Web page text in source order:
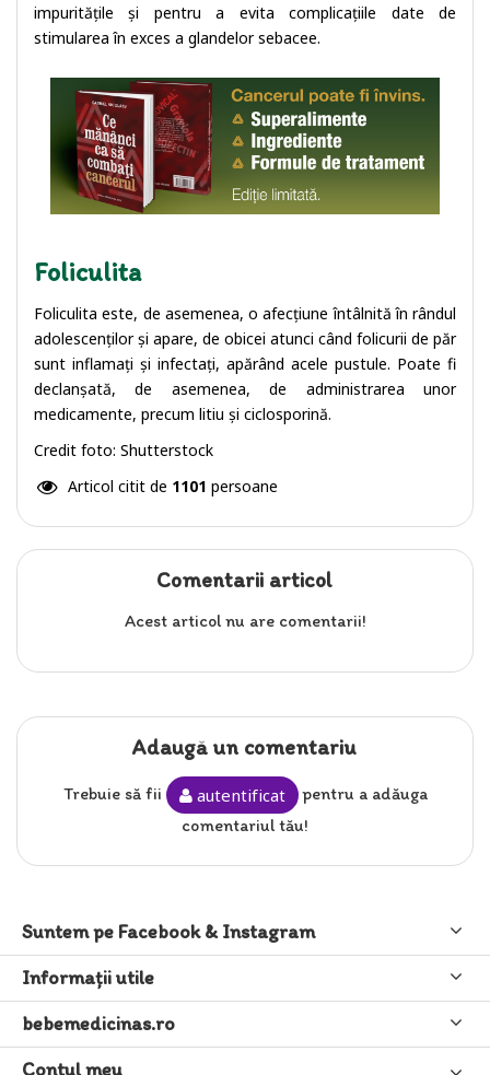
impuritățile și pentru a evita complicațiile date de
stimularea în exces a glandelor sebacee.
Foliculita
Foliculita este, de asemenea, o afecțiune întâlnită în rândul
adolescenților și apare, de obicei atunci când folicurii de păr
sunt inflamați și infectați, apărând acele pustule. Poate fi
declanșată, de asemenea, de administrarea unor
medicamente, precum litiu și ciclosporină.
Credit foto: Shutterstock
Articol citit de 1101 persoane
Comentarii articol
Acest articol nu are comentarii!
Adaugă un comentariu
Trebuie să fii autentificat
pentru a adăuga
comentariul tău!
Suntem pe Facebook & Instagram
Informaţii utile
bebemedicinas.ro
Contul meu